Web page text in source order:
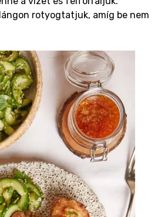
rotyogtatjuk, amíg be nem